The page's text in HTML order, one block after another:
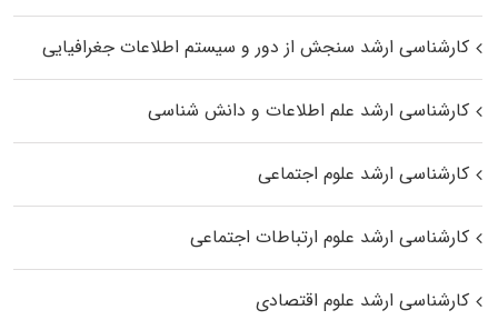
کارشناسی ارشد سنجش از دور و سیستم اطلاعات جغرافیایی
کارشناسی ارشد علم اطلاعات و دانش شناسی
کارشناسی ارشد علوم اجتماعی
کارشناسی ارشد علوم ارتباطات اجتماعی
کارشناسی ارشد علوم اقتصادی